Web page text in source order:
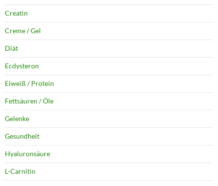
Creatin
Creme / Gel
Diät
Ecdysteron
Eiweiß / Protein
Fettsäuren / Öle
Gelenke
Gesundheit
Hyaluronsäure
L-Carnitin